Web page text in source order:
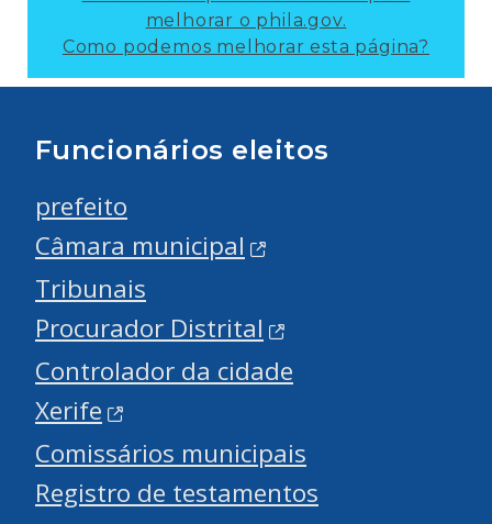
melhorar o phila.gov.
Como podemos melhorar esta página?
Funcionários eleitos
prefeito
Câmara municipal
Tribunais
Procurador Distrital
Controlador da cidade
Xerife
Comissários municipais
Registro de testamentos